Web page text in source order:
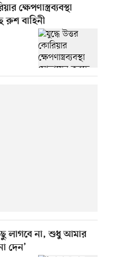
ক্ষেপণাস্ত্রব্যবস্থা
রুশ বাহিনী
লাগবে না, শুধু আমার
দেন’